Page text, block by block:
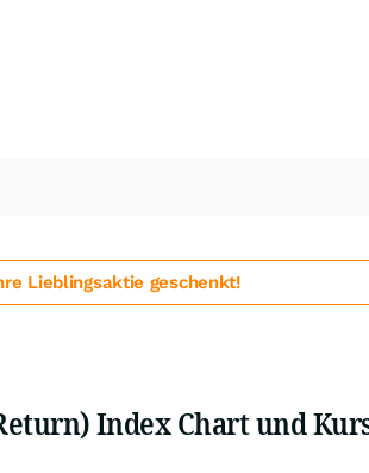
Lieblingsaktie geschenkt!
Index Chart und